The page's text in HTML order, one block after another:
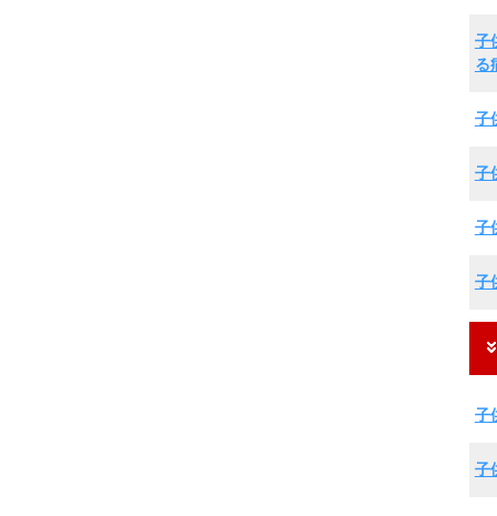
子
る
子
子
子
子
子
子